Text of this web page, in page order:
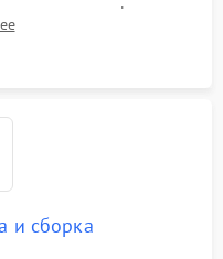
замена графического
Прошивка BIOS
и сборка